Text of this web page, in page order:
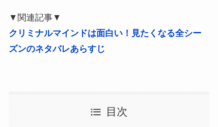
▼関連記事▼
クリミナルマインドは面白い！見たくなる全シー
ズンのネタバレあらすじ
目次